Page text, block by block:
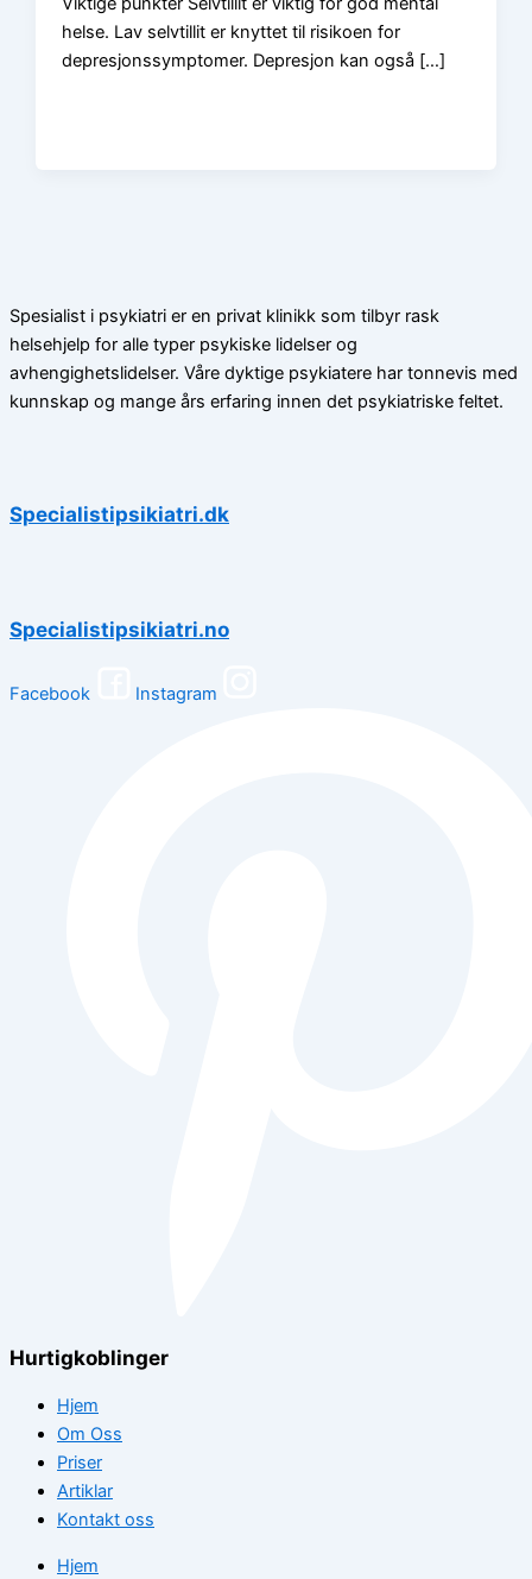
helse. Lav selvtillit er knyttet til risikoen for
depresjonssymptomer. Depresjon kan også […]
Spesialist i psykiatri er en privat klinikk som tilbyr rask
helsehjelp for alle typer psykiske lidelser og
avhengighetslidelser. Våre dyktige psykiatere har tonnevis med
kunnskap og mange års erfaring innen det psykiatriske feltet.
Specialistipsikiatri.dk
Specialistipsikiatri.no
Facebook Instagram
Hurtigkoblinger
Hjem
Om Oss
Priser
Artiklar
Kontakt oss
Hjem